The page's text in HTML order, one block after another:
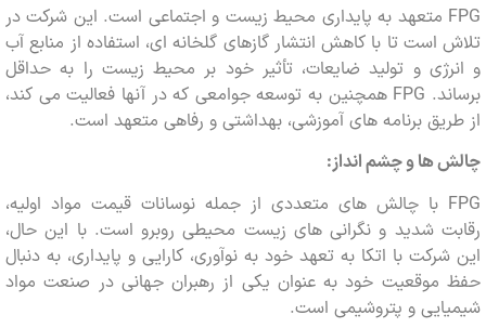
FPG متعهد به پایداری محیط زیست و اجتماعی است. این شرکت در
تا با کاهش انتشار گازهای گلخانه ای، استفاده از منابع آب
و تولید ضایعات، تأثیر خود بر محیط زیست را به حداقل
برساند. FPG همچنین به توسعه جوامعی که در آنها فعالیت می کند،
برنامه های آموزشی، بهداشتی و رفاهی متعهد است.
ها و چشم انداز:
FPG با چالش های متعددی از جمله نوسانات قیمت مواد اولیه،
شدید و نگرانی های زیست محیطی روبرو است. با این حال،
با اتکا به تعهد خود به نوآوری، کارایی و پایداری، به دنبال
خود به عنوان یکی از رهبران جهانی در صنعت مواد
و پتروشیمی است.